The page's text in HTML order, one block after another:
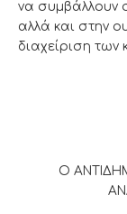
να συμβάλλουν
αλλά και στην
διαχείριση
Ο